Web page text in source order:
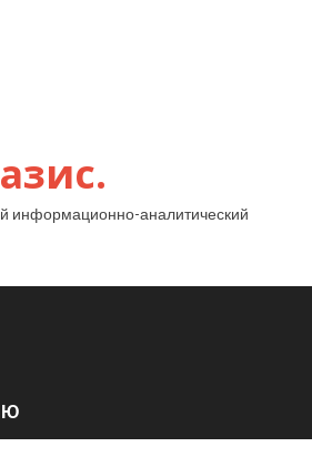
информационно-аналитический